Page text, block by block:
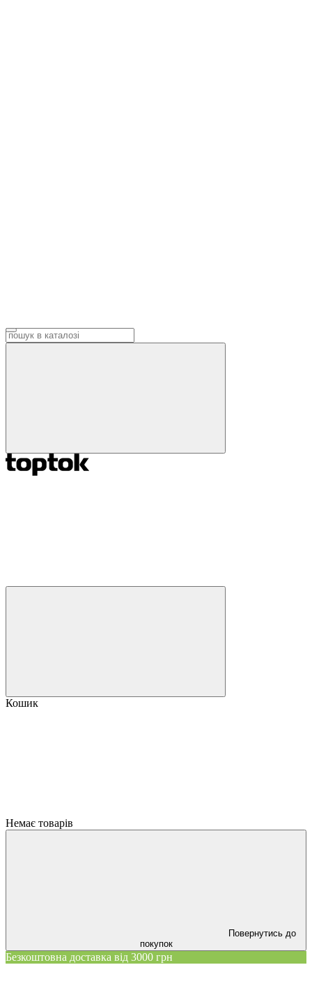
Кошик
Немає товарів
Повернутись до
покупок
Безкоштовна доставка від 3000 грн